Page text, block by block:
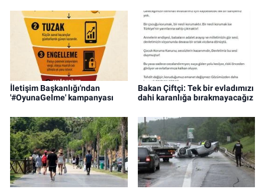
İletişim Başkanlığı'ndan
'#OyunaGelme' kampanyası
Bakan Çiftçi: Tek bir evladımızı
dahi karanlığa bırakmayacağız